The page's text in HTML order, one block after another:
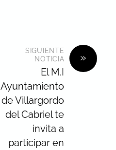
»
SIGUIENTE
NOTICIA
El M.I
Ayuntamiento
de Villargordo
del Cabriel te
invita a
participar en